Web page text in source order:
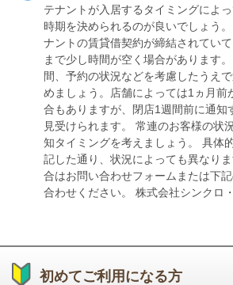
テナントが入居するタイミングによ
時期を決められるのが良いでしょう
ナントの賃貸借契約が締結されてい
まで少し時間が空く場合があります
間、予約の状況などを考慮したうえ
めましょう。店舗によっては1ヵ月前
合もありますが、閉店1週間前に通知
見受けられます。 常連のお客様の状
知タイミングを考えましょう。 具体
記した通り、状況によっても異なり
合はお問い合わせフォームまたは下
合わせください。 株式会社シンクロ
初めてご利用になる方